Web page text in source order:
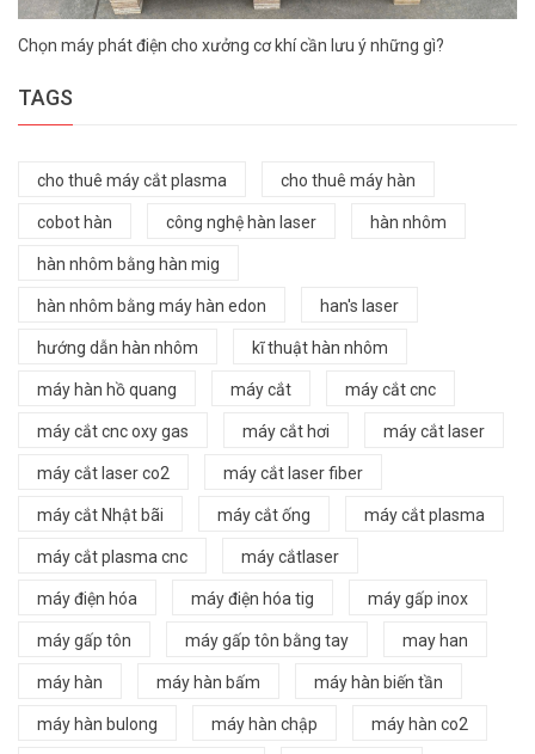
Chọn máy phát điện cho xưởng cơ khí cần lưu ý những gì?
TAGS
cho thuê máy cắt plasma cho thuê máy hàn
cobot hàn công nghệ hàn laser hàn nhôm
hàn nhôm bằng hàn mig
hàn nhôm bằng máy hàn edon han's laser
hướng dẫn hàn nhôm kĩ thuật hàn nhôm
máy hàn hồ quang máy cắt máy cắt cnc
máy cắt cnc oxy gas máy cắt hơi máy cắt laser
máy cắt laser co2 máy cắt laser fiber
máy cắt Nhật bãi máy cắt ống máy cắt plasma
máy cắt plasma cnc máy cắtlaser
máy điện hóa máy điện hóa tig máy gấp inox
máy gấp tôn máy gấp tôn bằng tay may han
máy hàn máy hàn bấm máy hàn biến tần
máy hàn bulong máy hàn chập máy hàn co2